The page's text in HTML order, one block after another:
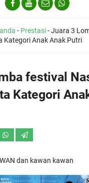
- Prestasi-Juara 3
Kategori Anak Anak Putri
festival
Kategori
dan kawan kawan